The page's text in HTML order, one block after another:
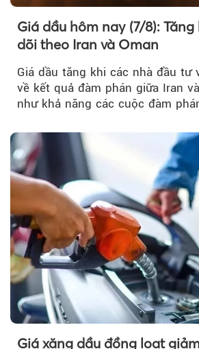
Giá dầu hôm nay (7/8):
dõi theo Iran và Oman
Giá dầu tăng khi các nhà đầu tư
về kết quả đàm phán giữa Iran
như khả năng các cuộc đàm
Hormuz hay không.
Giá xăng dầu đồng loạt